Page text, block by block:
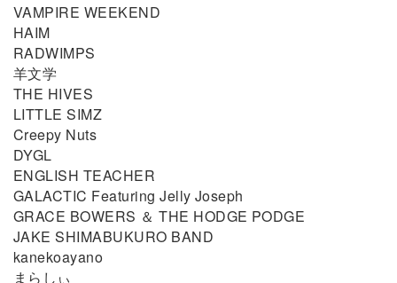
VAMPIRE WEEKEND
HAIM
RADWIMPS
羊文学
THE HIVES
LITTLE SIMZ
Creepy Nuts
DYGL
ENGLISH TEACHER
GALACTIC Featuring Jelly Joseph
GRACE BOWERS ＆ THE HODGE PODGE
JAKE SHIMABUKURO BAND
kanekoayano
まらしぃ